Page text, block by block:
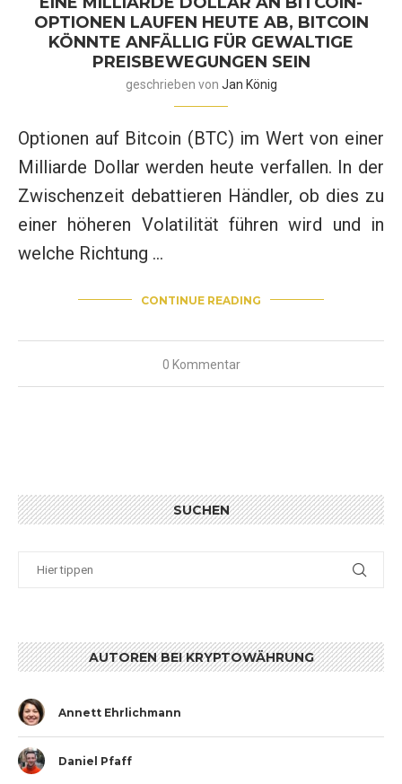
OPTIONEN LAUFEN HEUTE AB, BITCOIN
KÖNNTE ANFÄLLIG FÜR GEWALTIGE
PREISBEWEGUNGEN SEIN
geschrieben von Jan König
Optionen auf Bitcoin (BTC) im Wert von einer
Milliarde Dollar werden heute verfallen. In der
Zwischenzeit debattieren Händler, ob dies zu
einer höheren Volatilität führen wird und in
welche Richtung …
CONTINUE READING
0 Kommentar
SUCHEN
AUTOREN BEI KRYPTOWÄHRUNG
Annett Ehrlichmann
Daniel Pfaff